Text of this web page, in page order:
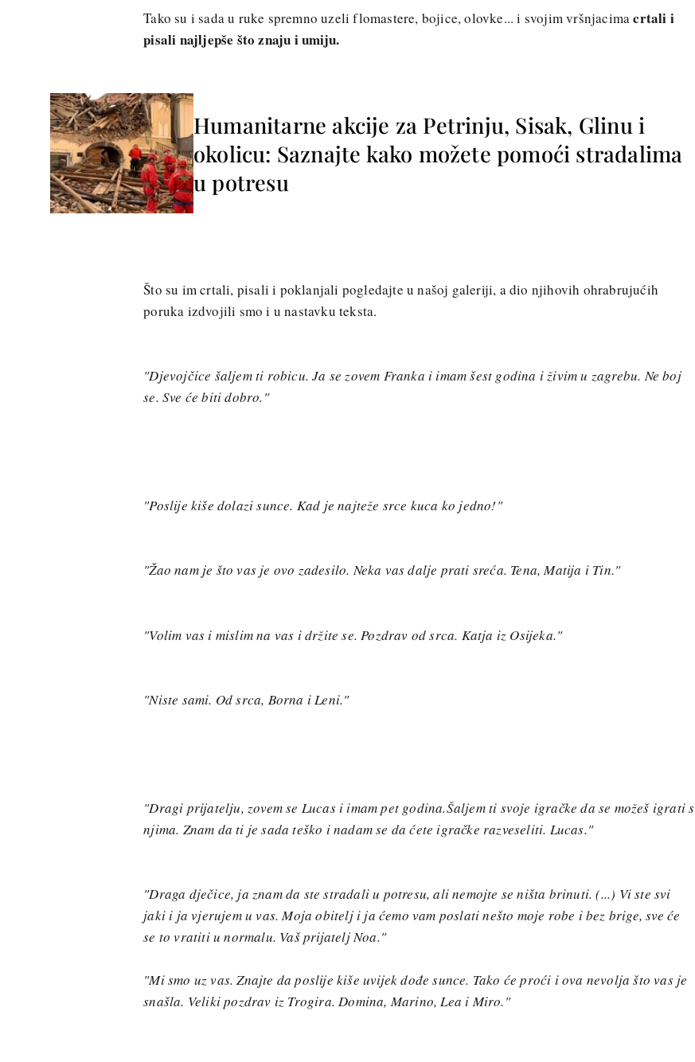
Tako su i sada u ruke spremno uzeli flomastere, bojice, olovke... i svojim vršnjacimacrtali i
pisali najljepše što znaju i umiju.
Humanitarne akcije za Petrinju, Sisak, Glinu i
okolicu: Saznajte kako možete pomoći stradalima
u potresu
Što su im crtali, pisali i poklanjali pogledajte u našoj galeriji, a dio njihovih ohrabrujućih
poruka izdvojili smo i u nastavku teksta.
"Djevojčice šaljem ti robicu. Ja se zovem Franka i imam šest godina i živim u zagrebu. Ne boj
se. Sve će biti dobro."
"Poslije kiše dolazi sunce. Kad je najteže srce kuca ko jedno!"
"Žao nam je što vas je ovo zadesilo. Neka vas dalje prati sreća. Tena, Matija i Tin."
"Volim vas i mislim na vas i držite se. Pozdrav od srca. Katja iz Osijeka."
"Niste sami. Od srca, Borna i Leni."
"Dragi prijatelju, zovem se Lucas i imam pet godina.Šaljem ti svoje igračke da se možeš igrati s
njima. Znam da ti je sada teško i nadam se da ćete igračke razveseliti. Lucas."
"Draga dječice, ja znam da ste stradali u potresu, ali nemojte se ništa brinuti. (...) Vi ste svi
jaki i ja vjerujem u vas. Moja obitelj i ja ćemo vam poslati nešto moje robe i bez brige, sve će
se to vratiti u normalu. Vaš prijatelj Noa."
"Mi smo uz vas. Znajte da poslije kiše uvijek dođe sunce. Tako će proći i ova nevolja što vas je
snašla. Veliki pozdrav iz Trogira. Domina, Marino, Lea i Miro."